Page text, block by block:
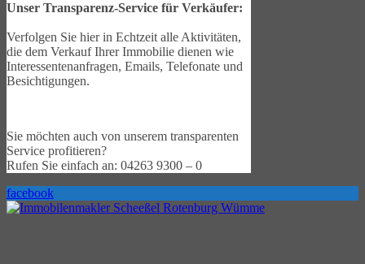
Unser Transparenz-Service für Verkäufer:
Verfolgen Sie hier in Echtzeit alle Aktivitäten,
die dem Verkauf Ihrer Immobilie dienen wie
Interessentenanfragen, Emails, Telefonate und
Besichtigungen.
Sie möchten auch von unserem transparenten
Service profitieren?
Rufen Sie einfach an: 04263 9300 – 0
facebook